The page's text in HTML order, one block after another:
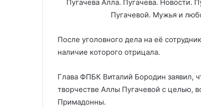
После уголовного дела на её
наличие которого отрицала.
Глава ФПБК Виталий Бородин заявил,
творчестве Аллы Пугачевой с целью,
Примадонны.